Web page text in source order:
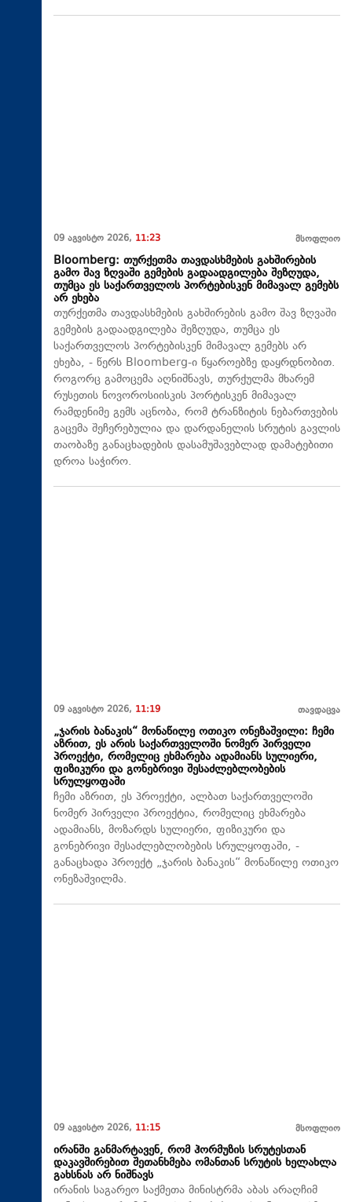
09 აგვისტო 2026, 11:23 მსოფლიო
Bloomberg: თურქეთმა თავდასხმების გახშირების
გამო შავ ზღვაში გემების გადაადგილება შეზღუდა,
თუმცა ეს საქართველოს პორტებისკენ მიმავალ გემებს
არ ეხება
თურქეთმა თავდასხმების გახშირების გამო შავ ზღვაში
გემების გადაადგილება შეზღუდა, თუმცა ეს
საქართველოს პორტებისკენ მიმავალ გემებს არ
ეხება, - წერს Bloomberg-ი წყაროებზე დაყრდნობით.
როგორც გამოცემა აღნიშნავს, თურქულმა მხარემ
რუსეთის ნოვოროსიისკის პორტისკენ მიმავალ
რამდენიმე გემს აცნობა, რომ ტრანზიტის ნებართვების
გაცემა შეჩერებულია და დარდანელის სრუტის გავლის
თაობაზე განაცხადების დასამუშავებლად დამატებითი
დროა საჭირო.
09 აგვისტო 2026, 11:19 თავდაცვა
„ჯარის ბანაკის“ მონაწილე ოთიკო ონეზაშვილი: ჩემი
აზრით, ეს არის საქართველოში ნომერ პირველი
პროექტი, რომელიც ეხმარება ადამიანს სულიერი,
ფიზიკური და გონებრივი შესაძლებლობების
სრულყოფაში
ჩემი აზრით, ეს პროექტი, ალბათ საქართველოში
ნომერ პირველი პროექტია, რომელიც ეხმარება
ადამიანს, მოზარდს სულიერი, ფიზიკური და
გონებრივი შესაძლებლობების სრულყოფაში, -
განაცხადა პროექტ „ჯარის ბანაკის“ მონაწილე ოთიკო
ონეზაშვილმა.
09 აგვისტო 2026, 11:15 მსოფლიო
ირანში განმარტავენ, რომ ჰორმუზის სრუტესთან
დაკავშირებით შეთანხმება ომანთან სრუტის ხელახლა
გახსნას არ ნიშნავს
ირანის საგარეო საქმეთა მინისტრმა აბას არაღჩიმ